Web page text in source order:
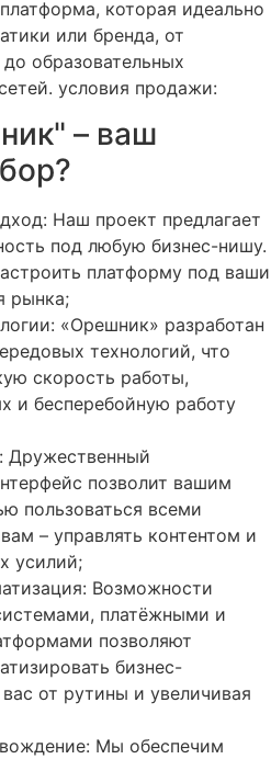
которая идеально
или бренда, от
образовательных
условия продажи:
– ваш
Наш проект предлагает
под любую бизнес-нишу.
платформу под ваши
рынка;
«Орешник» разработан
технологий, что
скорость работы,
и бесперебойную работу
Дружественный
позволит вашим
пользоваться всеми
– управлять контентом и
усилий;
Возможности
платёжными и
позволяют
бизнес-
от рутины и увеличивая
Мы обеспечим